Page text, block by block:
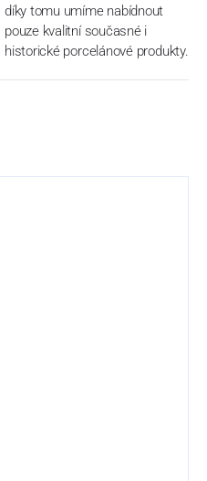
díky tomu umíme nabídnout
pouze kvalitní současné i
historické porcelánové produkty.